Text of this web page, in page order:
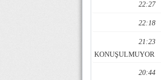
22:27
22:18
21:23
KONUŞULMUYOR
20:44